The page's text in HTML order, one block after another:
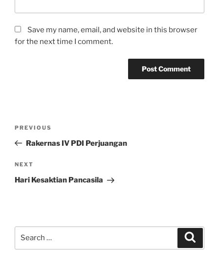
Save my name, email, and website in this browser
for the next time I comment.
Previous
Post
PREVIOUS
Rakernas IV PDI Perjuangan
Next
Post
NEXT
Hari Kesaktian Pancasila